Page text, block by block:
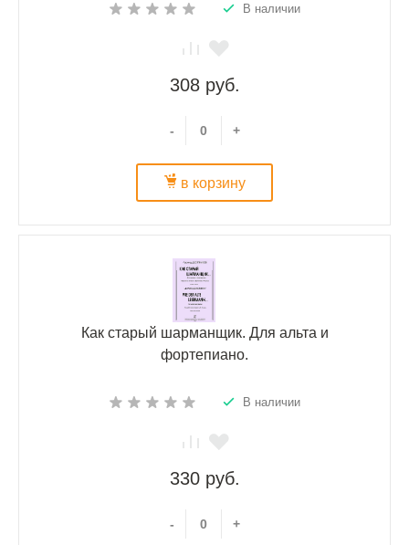
В наличии
308 руб.
- +
в корзину
Как старый шарманщик. Для альта и
фортепиано.
В наличии
330 руб.
- +